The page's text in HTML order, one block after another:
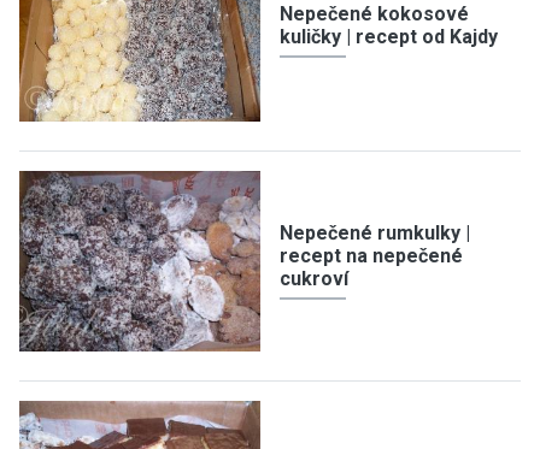
Nepečené kokosové
kuličky | recept od Kajdy
Nepečené rumkulky |
recept na nepečené
cukroví